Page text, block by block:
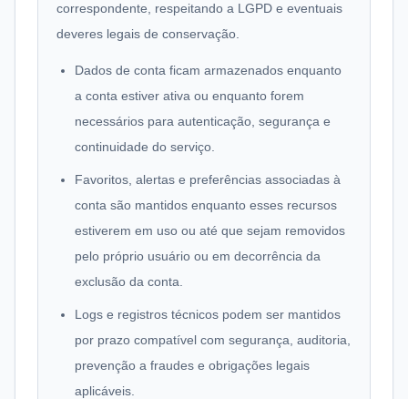
correspondente, respeitando a LGPD e eventuais
deveres legais de conservação.
Dados de conta ficam armazenados enquanto
a conta estiver ativa ou enquanto forem
necessários para autenticação, segurança e
continuidade do serviço.
Favoritos, alertas e preferências associadas à
conta são mantidos enquanto esses recursos
estiverem em uso ou até que sejam removidos
pelo próprio usuário ou em decorrência da
exclusão da conta.
Logs e registros técnicos podem ser mantidos
por prazo compatível com segurança, auditoria,
prevenção a fraudes e obrigações legais
aplicáveis.